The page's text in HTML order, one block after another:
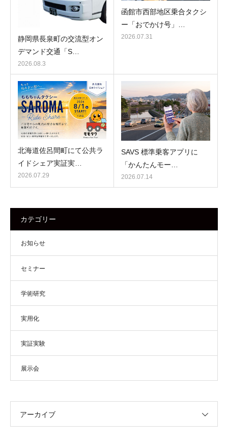
静岡県長泉町の交流型オン
デマンド交通「S…
2026.08.3
函館市西部地区乗合タクシ
ー「おでかけ号」…
2026.07.31
北海道佐呂間町にて公共ラ
イドシェア実証実…
2026.07.29
SAVS 標準乗客アプリに
「かんたんモー…
2026.07.14
カテゴリー
お知らせ
セミナー
学術研究
実用化
実証実験
展示会
アーカイブ